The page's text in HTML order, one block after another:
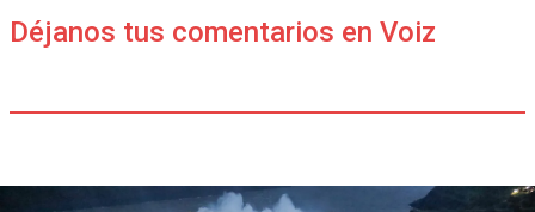
Déjanos tus comentarios en Voiz